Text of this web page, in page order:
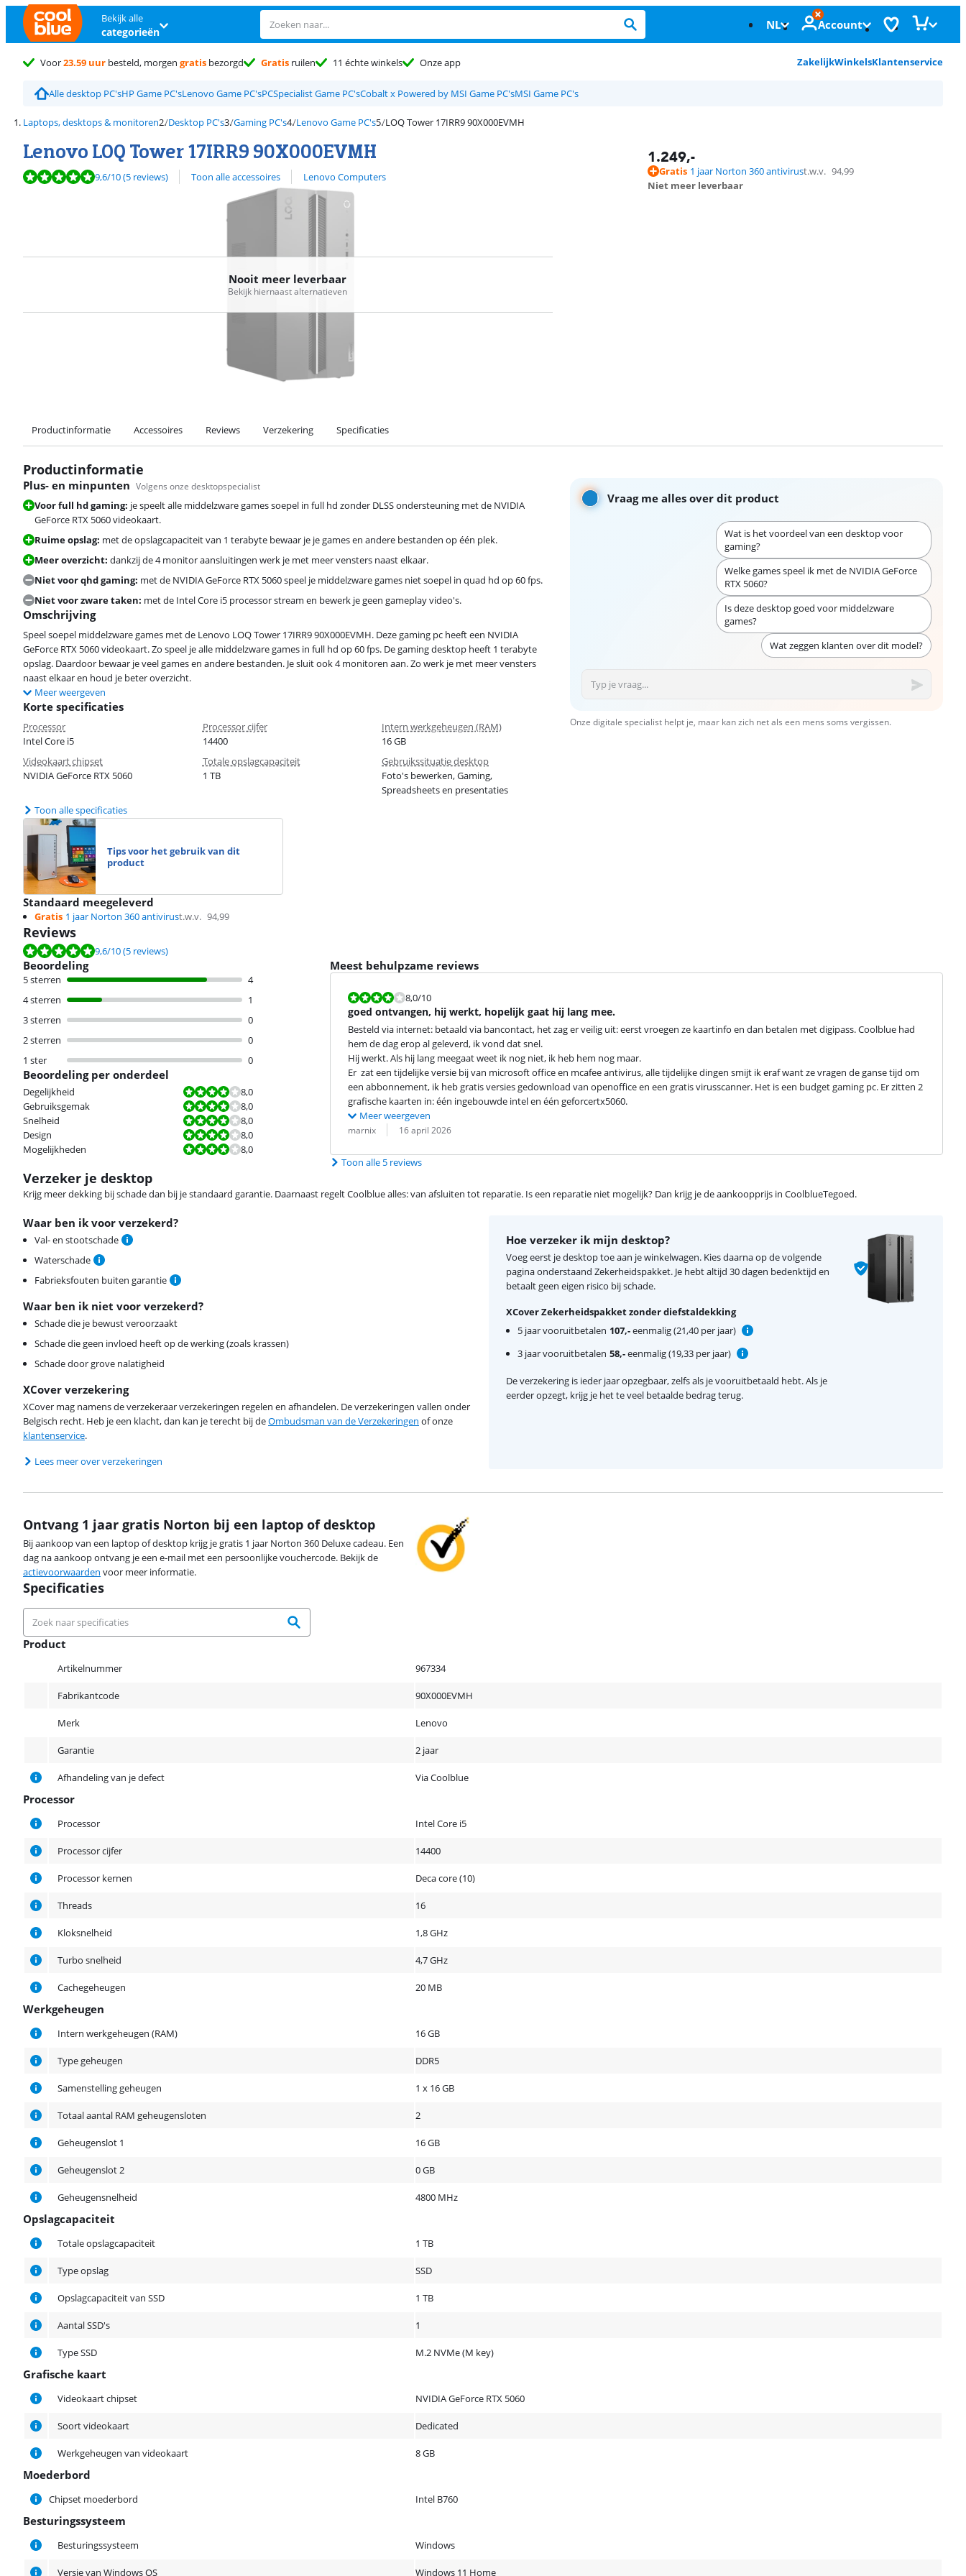
Bekijk alle
categorieën NL Account
Voor23.59 uur besteld, morgen gratis bezorgd Gratis ruilen 11 échte winkels Onze app ZakelijkWinkelsKlantenservice
Alle desktop PC'sHP Game PC'sLenovo Game PC'sPCSpecialist Game PC'sCobalt x Powered by MSI Game PC'sMSI Game PC's
Laptops, desktops & monitoren Desktop PC's Gaming PC's Lenovo Game PC's LOQ Tower 17IRR9 90X000EVMH
Lenovo LOQ Tower 17IRR9 90X000EVMH
Beoordeling is 9,6 van de 10, gebaseerd op 5 reviews.
9,6/10(5 reviews) Toon alle accessoires
Bekijk alle Lenovo Computers
Nooit meer leverbaar
Bekijk hiernaast alternatieven
1.249,-
Gratis 1 jaar Norton 360 antivirust.w.v. 94,99
Niet meer leverbaar
Productinformatie Accessoires Reviews Verzekering Specificaties
Productinformatie
Vraag me alles over dit product
Wat is het voordeel van een desktop voor
gaming?
Welke games speel ik met de NVIDIA GeForce
RTX 5060?
Is deze desktop goed voor middelzware
games?
Wat zeggen klanten over dit model?
Onze digitale specialist helpt je, maar kan zich net als een mens soms vergissen.
Plus- en minpunten Volgens onze desktopspecialist
Voor full hd gaming: je speelt alle middelzware games soepel in full hd zonder DLSS ondersteuning met de NVIDIA
GeForce RTX 5060 videokaart.
Ruime opslag: met de opslagcapaciteit van 1 terabyte bewaar je je games en andere bestanden op één plek.
Meer overzicht: dankzij de 4 monitor aansluitingen werk je met meer vensters naast elkaar.
Niet voor qhd gaming: met de NVIDIA GeForce RTX 5060 speel je middelzware games niet soepel in quad hd op 60 fps.
Niet voor zware taken: met de Intel Core i5 processor stream en bewerk je geen gameplay video's.
Omschrijving
Speel soepel middelzware games met de Lenovo LOQ Tower 17IRR9 90X000EVMH. Deze gaming pc heeft een NVIDIA
GeForce RTX 5060 videokaart. Zo speel je alle middelzware games in full hd op 60 fps. De gaming desktop heeft 1 terabyte
opslag. Daardoor bewaar je veel games en andere bestanden. Je sluit ook 4 monitoren aan. Zo werk je met meer vensters
naast elkaar en houd je beter overzicht.
Meer weergeven
Korte specificaties
Processor
Intel Core i5
Processor cijfer
14400
Intern werkgeheugen (RAM)
16 GB
Videokaart chipset
NVIDIA GeForce RTX 5060
Totale opslagcapaciteit
1 TB
Gebruikssituatie desktop
Foto's bewerken, Gaming,
Spreadsheets en presentaties
Toon alle specificaties
Tips voor het gebruik van dit
product
Standaard meegeleverd
Gratis 1 jaar Norton 360 antivirust.w.v. 94,99
Reviews
Beoordeling is 9,6 van de 10, gebaseerd op 5 reviews.
9,6/10(5 reviews)
Beoordeling
5 sterren
4
4 sterren
1
3 sterren
0
2 sterren
0
1 ster
0
Beoordeling per onderdeel
Degelijkheid
Beoordeling is 8,0 van de 10.
8,0
Gebruiksgemak
Beoordeling is 8,0 van de 10.
8,0
Snelheid
Beoordeling is 8,0 van de 10.
8,0
Design
Beoordeling is 8,0 van de 10.
8,0
Mogelijkheden
Beoordeling is 8,0 van de 10. 8,0
Meest behulpzame reviews
Beoordeling is 8,0 van de 10.
8,0/10
goed ontvangen, hij werkt, hopelijk gaat hij lang mee.
Besteld via internet: betaald via bancontact, het zag er veilig uit: eerst vroegen ze kaartinfo en dan betalen met digipass. Coolblue had
hem de dag erop al geleverd, ik vond dat snel.
Hij werkt. Als hij lang meegaat weet ik nog niet, ik heb hem nog maar.
Er  zat een tijdelijke versie bij van microsoft office en mcafee antivirus, alle tijdelijke dingen smijt ik eraf want ze vragen de ganse tijd om
een abbonnement, ik heb gratis versies gedownload van openoffice en een gratis virusscanner. Het is een budget gaming pc. Er zitten 2
grafische kaarten in: één ingebouwde intel en één geforcertx5060.
Meer weergeven
Beoordeling door:
marnix
Datum: 16 april 2026
Toon alle 5 reviews
Verzeker je desktop
Krijg meer dekking bij schade dan bij je standaard garantie. Daarnaast regelt Coolblue alles: van afsluiten tot reparatie. Is een reparatie niet mogelijk? Dan krijg je de aankoopprijs in CoolblueTegoed.
Waar ben ik voor verzekerd?
Val- en stootschade
Waterschade
Fabrieksfouten buiten garantie
Waar ben ik niet voor verzekerd?
Schade die je bewust veroorzaakt
Schade die geen invloed heeft op de werking (zoals krassen)
Schade door grove nalatigheid
XCover verzekering
XCover mag namens de verzekeraar verzekeringen regelen en afhandelen. De verzekeringen vallen onder
Belgisch recht. Heb je een klacht, dan kan je terecht bij deOmbudsman van de Verzekeringen of onze
klantenservice.
Lees meer over verzekeringen
Hoe verzeker ik mijn desktop?
Voeg eerst je desktop toe aan je winkelwagen. Kies daarna op de volgende
pagina onderstaand Zekerheidspakket. Je hebt altijd 30 dagen bedenktijd en
betaalt geen eigen risico bij schade.
XCover Zekerheidspakket zonder diefstaldekking
5 jaar vooruitbetalen 107,-eenmalig (21,40 per jaar)
3 jaar vooruitbetalen 58,-eenmalig (19,33 per jaar)
De verzekering is ieder jaar opzegbaar, zelfs als je vooruitbetaald hebt. Als je
eerder opzegt, krijg je het te veel betaalde bedrag terug.
Ontvang 1 jaar gratis Norton bij een laptop of desktop
Bij aankoop van een laptop of desktop krijg je gratis 1 jaar Norton 360 Deluxe cadeau. Een
dag na aankoop ontvang je een e-mail met een persoonlijke vouchercode. Bekijk de
actievoorwaarden voor meer informatie.
Specificaties
Product
Artikelnummer 967334
Fabrikantcode 90X000EVMH
Merk Lenovo
Garantie 2 jaar
Afhandeling van je defect Via Coolblue
Processor
Processor
Processor Intel Core i5
Processor cijfer 14400
Processor kernen Deca core (10)
Threads 16
Kloksnelheid 1,8 GHz
Turbo snelheid 4,7 GHz
Cachegeheugen 20 MB
Werkgeheugen
Werkgeheugen
Intern werkgeheugen (RAM) 16 GB
Type geheugen DDR5
Samenstelling geheugen 1 x 16 GB
Totaal aantal RAM geheugensloten 2
Geheugenslot 1 16 GB
Geheugenslot 2 0 GB
Geheugensnelheid 4800 MHz
Opslagcapaciteit
Opslagcapaciteit
Totale opslagcapaciteit 1 TB
Type opslag SSD
Opslagcapaciteit van SSD 1 TB
Aantal SSD's 1
Type SSD M.2 NVMe (M key)
Grafische kaart
Grafische kaart
Videokaart chipset NVIDIA GeForce RTX 5060
Soort videokaart Dedicated
Werkgeheugen van videokaart 8 GB
Moederbord
Moederbord
Chipset moederbord Intel B760
Besturingssysteem
Besturingssysteem
Besturingssysteem Windows
Versie van Windows OS Windows 11 Home